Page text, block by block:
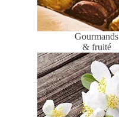
Gourmands
& fruité